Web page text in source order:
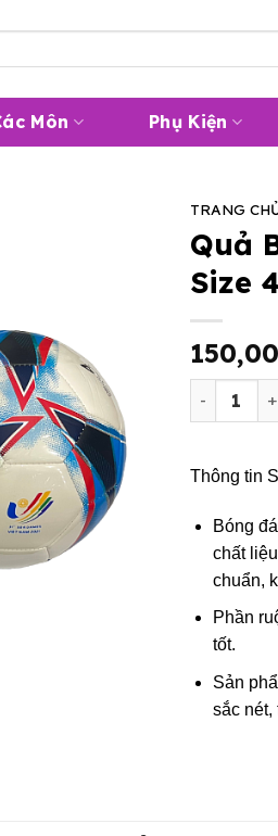
Môn Phụ Kiện
TRANG
Quả
Size
Quả
Thông tin
Bóng
chất
chuẩn,
Phần
tốt.
Sản
sắc nét,